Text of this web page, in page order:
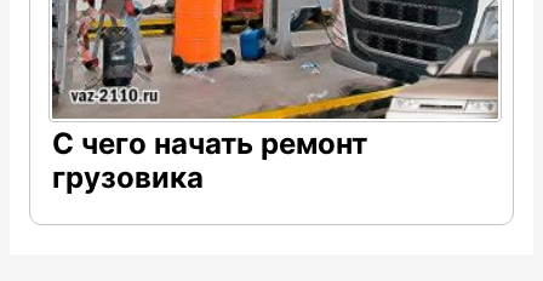
С чего начать ремонт
грузовика